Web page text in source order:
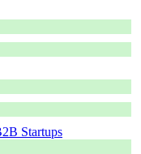
Startups